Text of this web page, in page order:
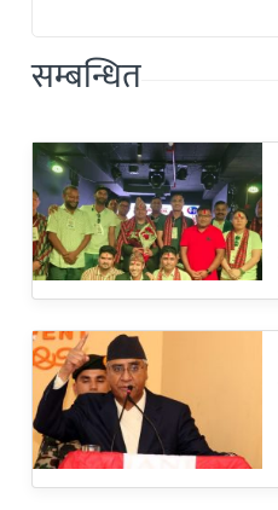
सम्बन्धित